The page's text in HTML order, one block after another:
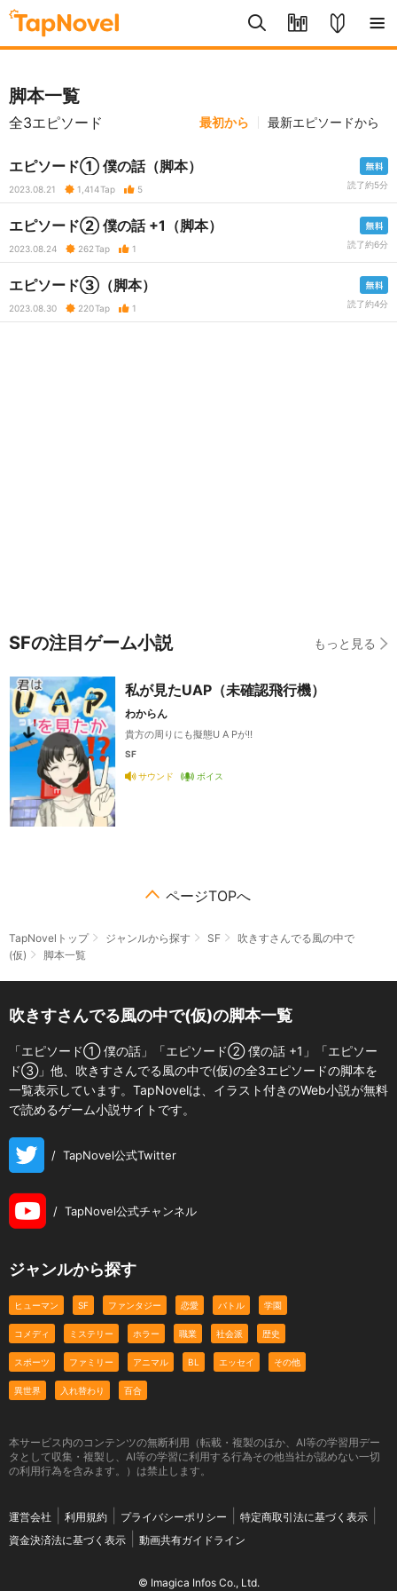
脚本一覧
全3エピソード 最初から 最新エピソードから
エピソード① 僕の話（脚本）
2023.08.21 1,414Tap 5 読了約5分
エピソード② 僕の話 +1（脚本）
2023.08.24 262Tap 1 読了約6分
エピソード③（脚本）
2023.08.30 220Tap 1 読了約4分
SFの注目ゲーム小説 もっと見る
私が見たUAP（未確認飛行機）
わからん
貴方の周りにも擬態U A Pが‼️
SF
サウンド ボイス
ページTOPへ
TapNovelトップ ジャンルから探す SF
吹きすさんでる風の中で
(仮)
脚本一覧
吹きすさんでる風の中で(仮)の脚本一覧
「エピソード① 僕の話」「エピソード② 僕の話 +1」「エピソー
ド③」他、吹きすさんでる風の中で(仮)の全3エピソードの脚本を
一覧表示しています。TapNovelは、イラスト付きのWeb小説が無料
で読めるゲーム小説サイトです。
/ TapNovel公式Twitter
/ TapNovel公式チャンネル
ジャンルから探す
ヒューマン SF ファンタジー 恋愛 バトル 学園
コメディ ミステリー ホラー 職業 社会派 歴史
スポーツ ファミリー アニマル BL エッセイ その他
異世界 入れ替わり 百合
本サービス内のコンテンツの無断利用（転載・複製のほか、AI等の学習用デー
タとして収集・複製し、AI等の学習に利用する行為その他当社が認めない一切
の利用行為を含みます。）は禁止します。
運営会社 利用規約 プライバシーポリシー
特定商取引法に基づく表示
資金決済法に基づく表示
動画共有ガイドライン
© Imagica Infos Co., Ltd.